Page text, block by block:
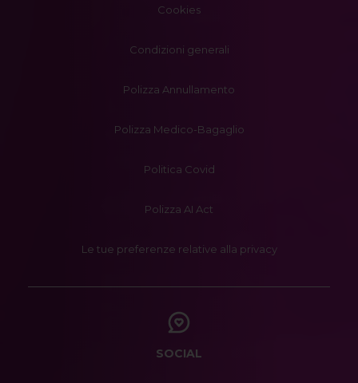
Cookies
Condizioni generali
Polizza Annullamento
Polizza Medico-Bagaglio
Politica Covid
Polizza AI Act
Le tue preferenze relative alla privacy
SOCIAL